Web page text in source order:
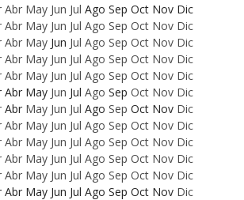
Abr May Jun Jul Ago Sep Oct Nov Dic
Abr May Jun Jul Ago Sep Oct Nov Dic
Abr May Jun Jul Ago Sep Oct Nov Dic
Abr May Jun Jul Ago Sep Oct Nov Dic
Abr May Jun Jul Ago Sep Oct Nov Dic
Abr May Jun Jul Ago Sep Oct Nov Dic
Abr May Jun Jul Ago Sep Oct Nov Dic
Abr May Jun Jul Ago Sep Oct Nov Dic
Abr May Jun Jul Ago Sep Oct Nov Dic
Abr May Jun Jul Ago Sep Oct Nov Dic
Abr May Jun Jul Ago Sep Oct Nov Dic
Abr May Jun Jul Ago Sep Oct Nov Dic